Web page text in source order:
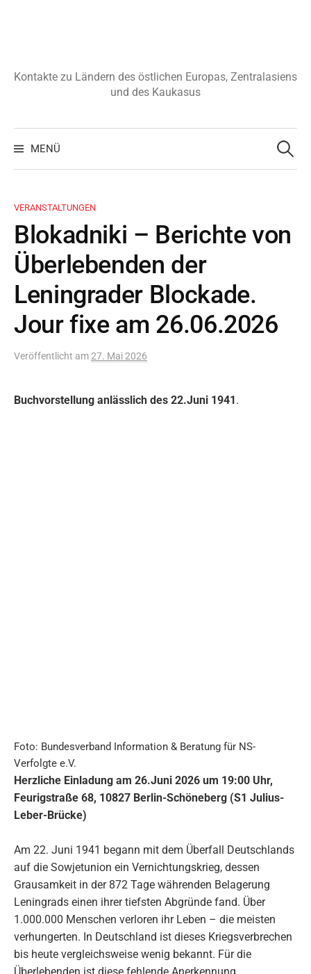
Kontakte zu Ländern des östlichen Europas, Zentralasiens
und des Kaukasus
MENÜ
Suchen
nach:
VERANSTALTUNGEN
Blokadniki – Berichte von
Überlebenden der
Leningrader Blockade.
Jour fixe am 26.06.2026
Veröffentlicht am27. Mai 2026
Buchvorstellung anlässlich des 22.Juni 1941.
Foto: Bundesverband Information & Beratung für NS-
Verfolgte e.V.
Herzliche Einladung am 26.Juni 2026 um 19:00 Uhr,
Feurigstraße 68, 10827 Berlin-Schöneberg (S1 Julius-
Leber-Brücke)
Am 22. Juni 1941 begann mit dem Überfall Deutschlands
auf die Sowjetunion ein Vernichtungskrieg, dessen
Grausamkeit in der 872 Tage währenden Belagerung
Leningrads einen ihrer tiefsten Abgründe fand. Über
1.000.000 Menschen verloren ihr Leben – die meisten
verhungerten. In Deutschland ist dieses Kriegsverbrechen
bis heute vergleichsweise wenig bekannt. Für die